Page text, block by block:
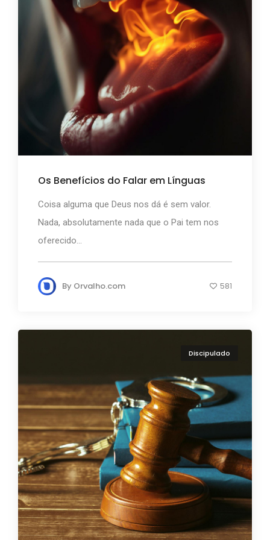
Os Benefícios do Falar em Línguas
Coisa alguma que Deus nos dá é sem valor.
Nada, absolutamente nada que o Pai tem nos
oferecido...
By Orvalho.com 581
Discipulado